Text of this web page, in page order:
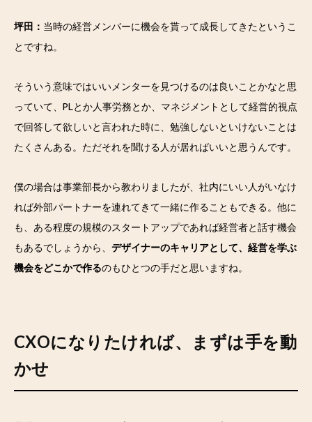
坪田： 当時の経営メンバーに機会を貰って成長してきたというこ
とですね。
そういう意味ではいいメンターを見つけるのは良いことかなと思
っていて、PLとか人事労務とか、マネジメントとして経営的視点
で回答して欲しいと言われた時に、勉強しないといけないことは
たくさんある。ただそれを聞ける人が居ればいいと思うんです。
僕の場合は事業部長から教わりましたが、社内にいい人がいなけ
れば外部パートナーを連れてきて一緒に作ることもできる。他に
も、ある程度の規模のスタートアップであれば経営者と話す機会
もあるでしょうから、 デザイナーのキャリアとして、経営を学ぶ
機会をどこかで作るのもひとつの手だと思いますね。
CXOになりたければ、まずは手を動
かせ